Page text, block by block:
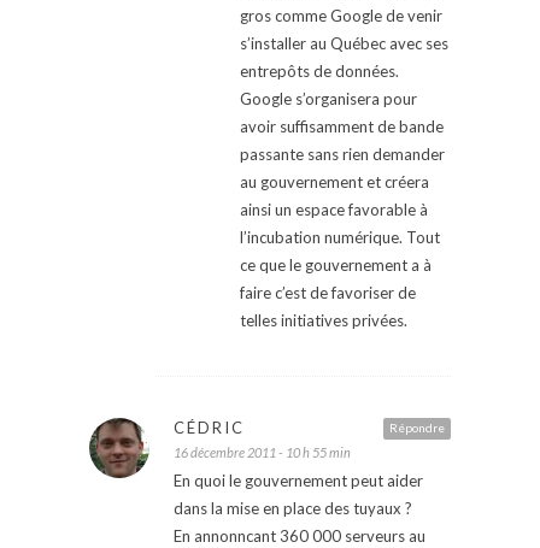
gros comme Google de venir
s’installer au Québec avec ses
entrepôts de données.
Google s’organisera pour
avoir suffisamment de bande
passante sans rien demander
au gouvernement et créera
ainsi un espace favorable à
l’incubation numérique. Tout
ce que le gouvernement a à
faire c’est de favoriser de
telles initiatives privées.
Répondre
CÉDRIC
16 décembre 2011 - 10 h 55 min
En quoi le gouvernement peut aider
dans la mise en place des tuyaux ?
En annonncant 360 000 serveurs au